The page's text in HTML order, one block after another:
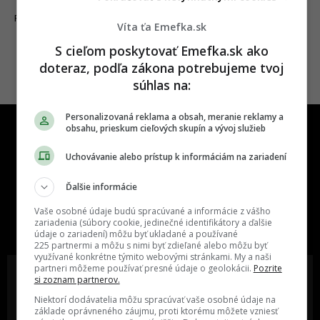
FILMY A SERIÁLY
slovenskom internete, next time
najzabávnejšie miesto na svete
Oslov reklamou viac ako milión
Vieš o niečom zaujímavom alebo
Víta ťa Emefka.sk
S cieľom poskytovať Emefka.sk ako
doteraz, podľa zákona potrebujeme tvoj
súhlas na:
Personalizovaná reklama a obsah, meranie reklamy a
obsahu, prieskum cieľových skupín a vývoj služieb
Uchovávanie alebo prístup k informáciám na zariadení
Ďalšie informácie
Vaše osobné údaje budú spracúvané a informácie z vášho
zariadenia (súbory cookie, jedinečné identifikátory a ďalšie
údaje o zariadení) môžu byť ukladané a používané
225 partnermi a môžu s nimi byť zdieľané alebo môžu byť
využívané konkrétne týmito webovými stránkami. My a naši
partneri môžeme používať presné údaje o geolokácii. Pozrite
si zoznam partnerov.
Niektorí dodávatelia môžu spracúvať vaše osobné údaje na
základe oprávneného záujmu, proti ktorému môžete vzniesť